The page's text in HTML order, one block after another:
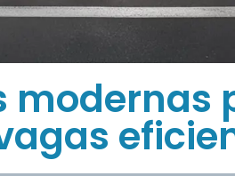
modernas